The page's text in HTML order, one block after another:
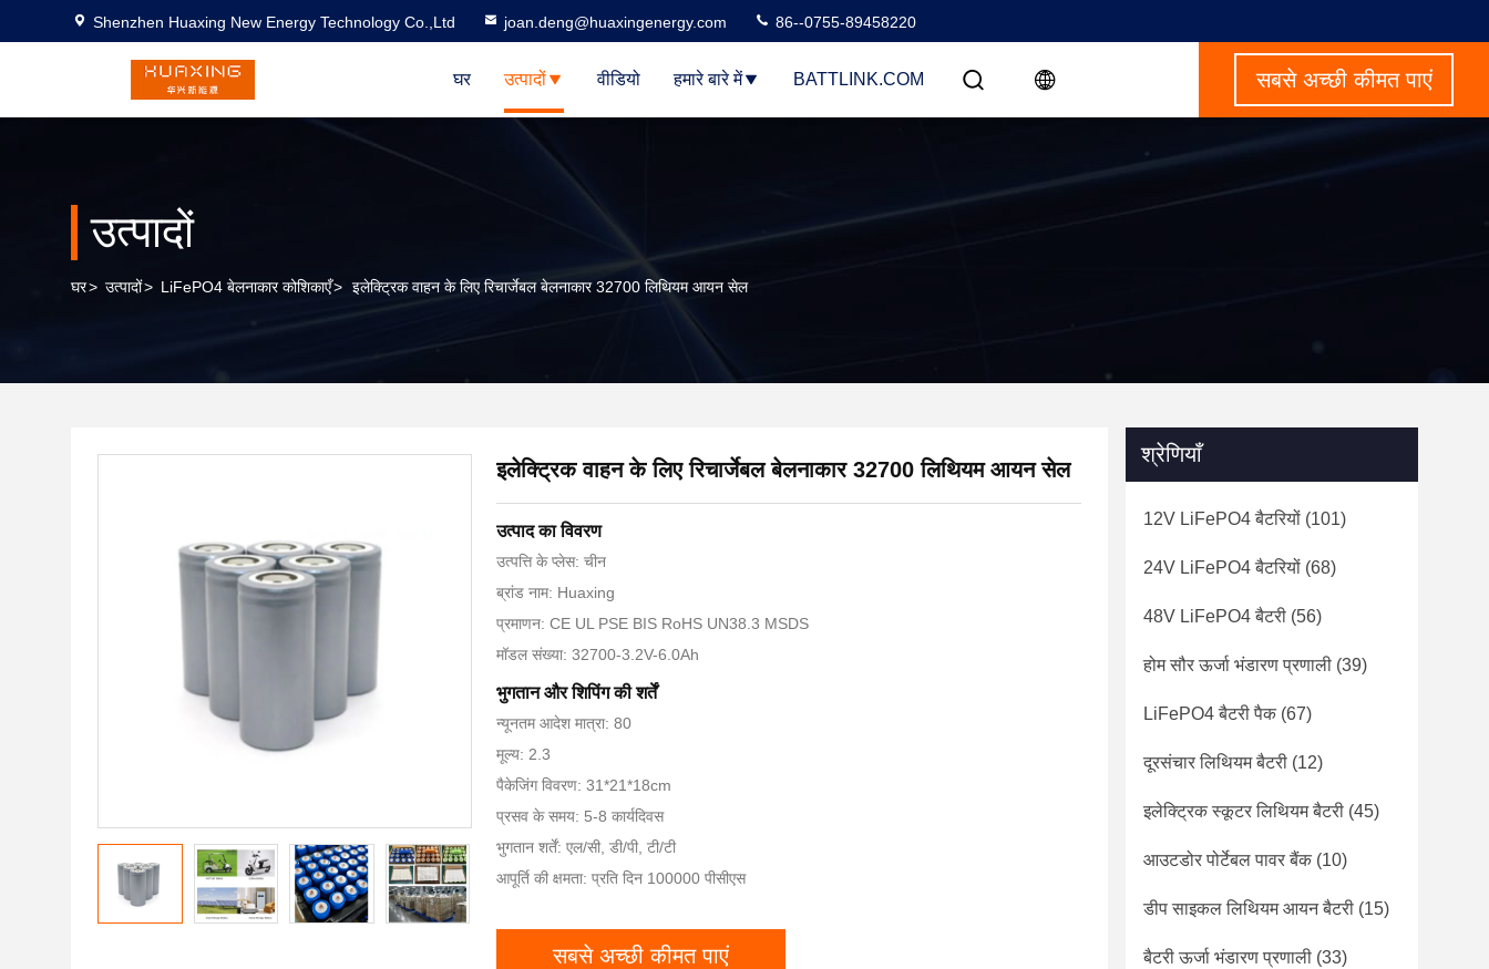
Shenzhen Huaxing New Energy Technology Co.,Ltd joan.deng@huaxingenergy.com 86--0755-89458220
घर उत्पादों वीडियो हमारे बारे में BATTLINK.COM सबसे अच्छी कीमत पाएं
उत्पादों
घर> उत्पादों> LiFePO4 बेलनाकार कोशिकाएँ> इलेक्ट्रिक वाहन के लिए रिचार्जेबल बेलनाकार 32700 लिथियम आयन सेल
इलेक्ट्रिक वाहन के लिए रिचार्जेबल बेलनाकार 32700 लिथियम आयन सेल
उत्पाद का विवरण
उत्पत्ति के प्लेस: चीन
ब्रांड नाम: Huaxing
प्रमाणन: CE UL PSE BIS RoHS UN38.3 MSDS
मॉडल संख्या: 32700-3.2V-6.0Ah
भुगतान और शिपिंग की शर्तें
न्यूनतम आदेश मात्रा: 80
मूल्य: 2.3
पैकेजिंग विवरण: 31*21*18cm
प्रसव के समय: 5-8 कार्यदिवस
भुगतान शर्तें: एल/सी, डी/पी, टी/टी
आपूर्ति की क्षमता: प्रति दिन 100000 पीसीएस
सबसे अच्छी कीमत पाएं
श्रेणियाँ
12V LiFePO4 बैटरियों (101)
24V LiFePO4 बैटरियों (68)
48V LiFePO4 बैटरी (56)
होम सौर ऊर्जा भंडारण प्रणाली (39)
LiFePO4 बैटरी पैक (67)
दूरसंचार लिथियम बैटरी (12)
इलेक्ट्रिक स्कूटर लिथियम बैटरी (45)
आउटडोर पोर्टेबल पावर बैंक (10)
डीप साइकल लिथियम आयन बैटरी (15)
बैटरी ऊर्जा भंडारण प्रणाली (33)